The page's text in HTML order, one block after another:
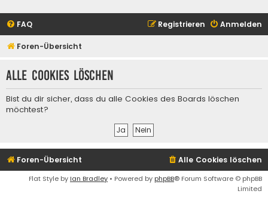
FAQ Anmelden
Registrieren
Foren-Übersicht
Alle Cookies löschen
Bist du dir sicher, dass du alle Cookies des Boards löschen
möchtest?
Foren-Übersicht Alle Cookies löschen
Flat Style by Ian Bradley • Powered by phpBB® Forum Software © phpBB
Limited